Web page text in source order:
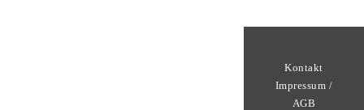
Kontakt
Impressum /
AGB